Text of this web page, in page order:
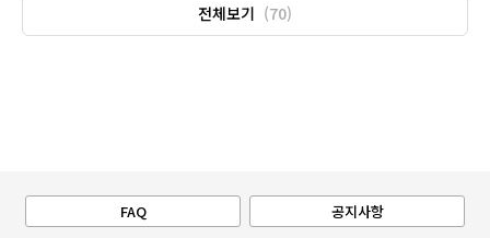
전체보기 (70)
FAQ 공지사항